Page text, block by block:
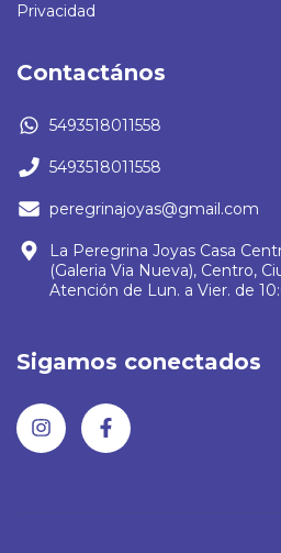
Privacidad
Contactános
5493518011558
5493518011558
peregrinajoyas@gmail.com
La Peregrina Joyas Casa
(Galeria Via Nueva), Centro,
Atención de Lun. a Vier. de
Sigamos conectados